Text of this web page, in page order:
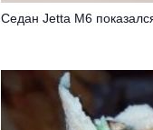
Седан Jetta M6